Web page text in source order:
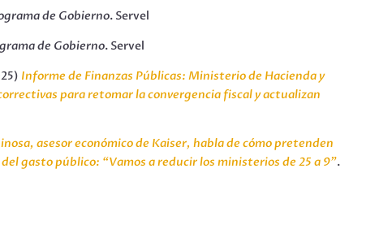
de Gobierno. Servel
de Gobierno. Servel
Informe de Finanzas Públicas: Ministerio de Hacienda y
para retomar la convergencia fiscal y actualizan
asesor económico de Kaiser, habla de cómo pretenden
gasto público: “Vamos a reducir los ministerios de 25 a 9”.